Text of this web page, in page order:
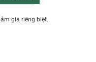
giá riêng biệt.